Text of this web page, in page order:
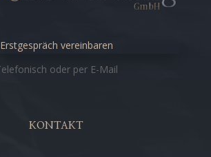
Erstgespräch vereinbaren
oder per E-Mail
KONTAKT